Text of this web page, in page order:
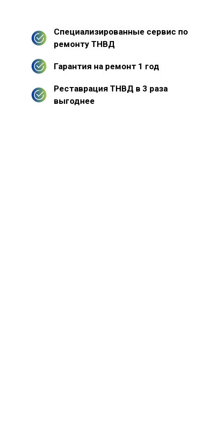
Специализированные сервис по
ремонту ТНВД
Гарантия на ремонт 1 год
Реставрация ТНВД в 3 раза
выгоднее